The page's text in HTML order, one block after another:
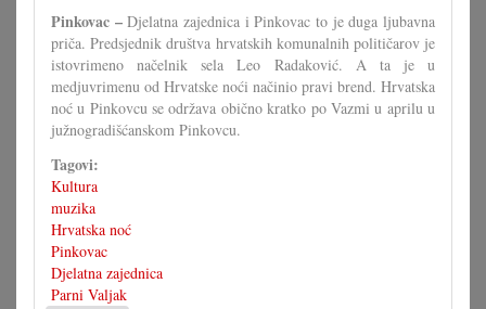
Pinkovac –Djelatna zajednica i Pinkovac to je duga ljubavna
priča. Predsjednik društva hrvatskih komunalnih političarov je
istovrimeno načelnik sela Leo Radaković. A ta je u
medjuvrimenu od Hrvatske noći načinio pravi brend. Hrvatska
noć u Pinkovcu se održava obično kratko po Vazmi u aprilu u
južnogradišćanskom Pinkovcu.
Tagovi:
Kultura
muzika
Hrvatska noć
Pinkovac
Djelatna zajednica
Parni Valjak